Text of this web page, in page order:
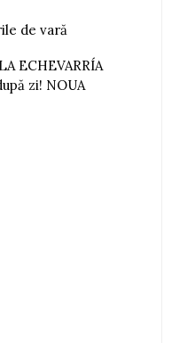
de vară
ECHEVARRÍA
zi! NOUA